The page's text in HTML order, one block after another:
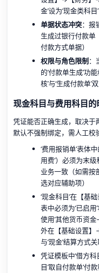
金’设为‘现金类科目’
单据状态冲突：报
生成过银行付款单
付款方式单据）
权限与角色限制：
的‘付款单生成’功
核’与‘生成付款单’
现金科目与费用科目
凭证能否正确生成，取决
默认不强制绑定，需人工校
‘费用报销单’表体
用费’）必须为末
业务一致（如需按
选对应辅助项）
‘现金科目’在【基
表中必须为‘已启用
使用‘其他货币资
外在【基础设置
与‘现金’结算方式
凭证模板中‘借方科
目’取自付款单‘付